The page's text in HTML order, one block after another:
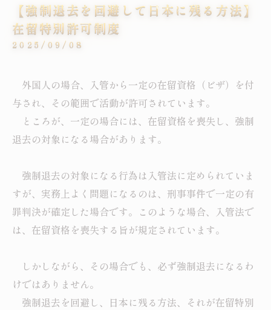
【強制退去を回避して日本に残る方法】
在留特別許可制度
2025/09/08
外国人の場合、入管から一定の在留資格（ビザ）を付
与され、その範囲で活動が許可されています。
ところが、一定の場合には、在留資格を喪失し、強制
退去の対象になる場合があります。
強制退去の対象になる行為は入管法に定められていま
すが、実務上よく問題になるのは、刑事事件で一定の有
罪判決が確定した場合です。このような場合、入管法で
は、在留資格を喪失する旨が規定されています。
しかしながら、その場合でも、必ず強制退去になるわ
けではありません。
強制退去を回避し、日本に残る方法、それが在留特別